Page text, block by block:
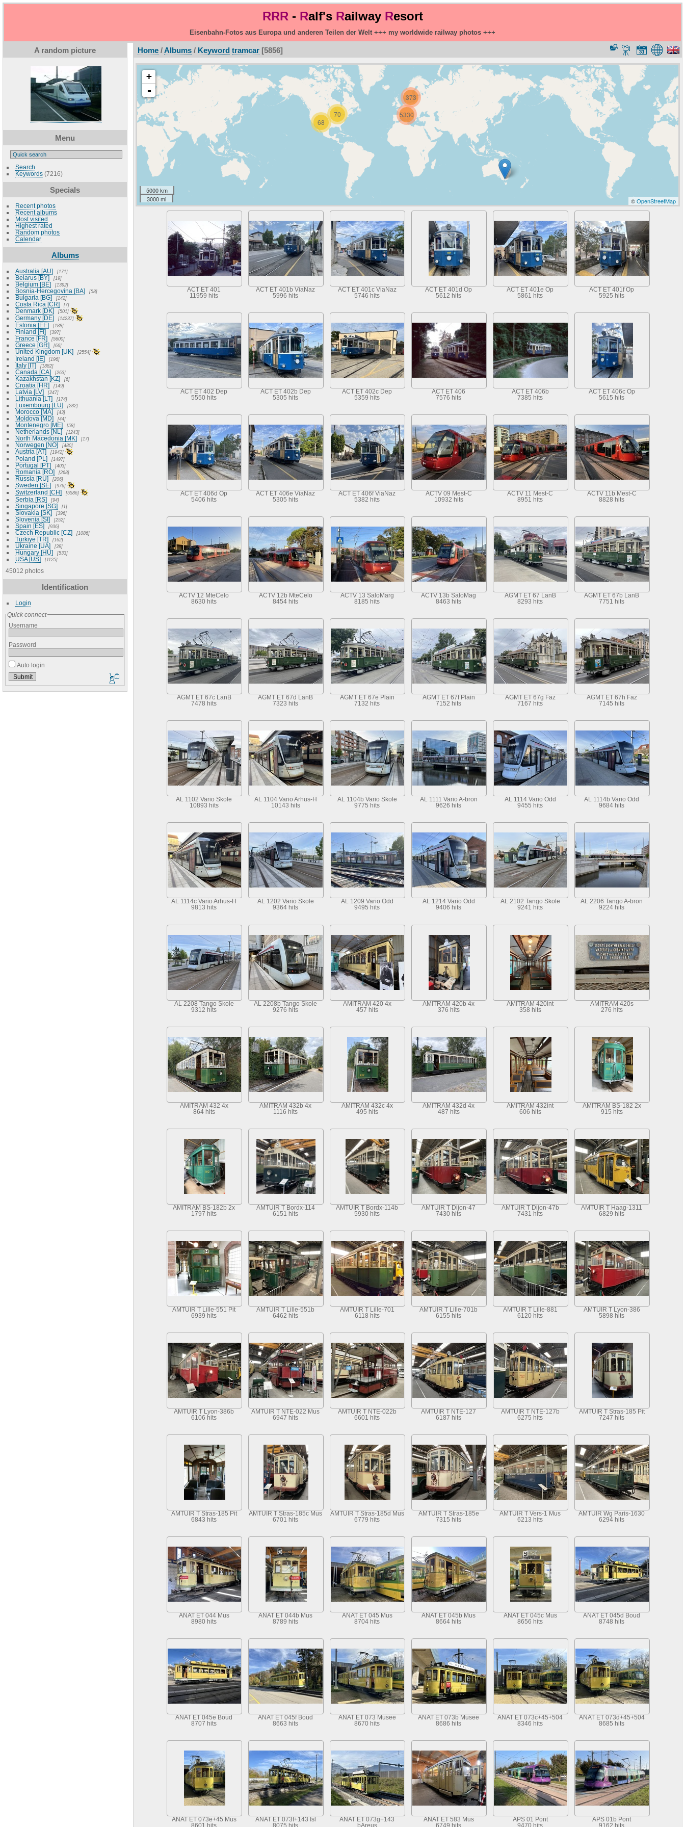
RRR - Ralf's Railway Resort
Eisenbahn-Fotos aus Europa und anderen Teilen der Welt +++ my worldwide railway photos +++
A random picture
Menu
Search
Keywords(7216)
Specials
Recent photos
Recent albums
Most visited
Highest rated
Random photos
Calendar
Albums
Australia [AU] 171
Belarus [BY] 19
Belgium [BE] 1392
Bosnia-Hercegovina [BA] 58
Bulgaria [BG] 142
Costa Rica [CR] 7
Denmark [DK] 501
Germany [DE] 14237
Estonia [EE] 188
Finland [FI] 397
France [FR] 5600
Greece [GR] 66
United Kingdom [UK] 2554
Ireland [IE] 196
Italy [IT] 1882
Canada [CA] 263
Kazakhstan [KZ] 6
Croatia [HR] 149
Latvia [LV] 247
Lithuania [LT] 174
Luxembourg [LU] 282
Morocco [MA] 43
Moldova [MD] 44
Montenegro [ME] 58
Netherlands [NL] 1243
North Macedonia [MK] 17
Norwegen [NO] 480
Austria [AT] 1942
Poland [PL] 1497
Portugal [PT] 403
Romania [RO] 268
Russia [RU] 206
Sweden [SE] 976
Switzerland [CH] 5586
Serbia [RS] 94
Singapore [SG] 1
Slovakia [SK] 396
Slovenia [SI] 252
Spain [ES] 936
Czech Republic [CZ] 1086
Türkiye [TR] 162
Ukraine [UA] 39
Hungary [HU] 533
USA [US] 1125
45012 photos
Identification
Login
Quick connect
Username
Password
Auto login
Home/Albums/ Keyword tramcar 5856
70
68
373
5330
+
-
5000 km
3000 mi
©OpenStreetMap
ACT ET 401
11959 hits
ACT ET 401b ViaNaz
5996 hits
ACT ET 401c ViaNaz
5746 hits
ACT ET 401d Op
5612 hits
ACT ET 401e Op
5861 hits
ACT ET 401f Op
5925 hits
ACT ET 402 Dep
5550 hits
ACT ET 402b Dep
5305 hits
ACT ET 402c Dep
5359 hits
ACT ET 406
7576 hits
ACT ET 406b
7385 hits
ACT ET 406c Op
5615 hits
ACT ET 406d Op
5406 hits
ACT ET 406e ViaNaz
5305 hits
ACT ET 406f ViaNaz
5382 hits
ACTV 09 Mest-C
10932 hits
ACTV 11 Mest-C
8951 hits
ACTV 11b Mest-C
8828 hits
ACTV 12 MteCelo
8630 hits
ACTV 12b MteCelo
8454 hits
ACTV 13 SaloMarg
8185 hits
ACTV 13b SaloMag
8463 hits
AGMT ET 67 LanB
8293 hits
AGMT ET 67b LanB
7751 hits
AGMT ET 67c LanB
7478 hits
AGMT ET 67d LanB
7323 hits
AGMT ET 67e Plain
7132 hits
AGMT ET 67f Plain
7152 hits
AGMT ET 67g Faz
7167 hits
AGMT ET 67h Faz
7145 hits
AL 1102 Vario Skole
10893 hits
AL 1104 Vario Arhus-H
10143 hits
AL 1104b Vario Skole
9775 hits
AL 1111 Vario A-bron
9626 hits
AL 1114 Vario Odd
9455 hits
AL 1114b Vario Odd
9684 hits
AL 1114c Vario Arhus-H
9813 hits
AL 1202 Vario Skole
9364 hits
AL 1209 Vario Odd
9495 hits
AL 1214 Vario Odd
9406 hits
AL 2102 Tango Skole
9241 hits
AL 2206 Tango A-bron
9224 hits
AL 2208 Tango Skole
9312 hits
AL 2208b Tango Skole
9276 hits
AMITRAM 420 4x
457 hits
AMITRAM 420b 4x
376 hits
AMITRAM 420int
358 hits
AMITRAM 420s
276 hits
AMITRAM 432 4x
864 hits
AMITRAM 432b 4x
1116 hits
AMITRAM 432c 4x
495 hits
AMITRAM 432d 4x
487 hits
AMITRAM 432int
606 hits
AMITRAM BS-182 2x
915 hits
AMITRAM BS-182b 2x
1797 hits
AMTUIR T Bordx-114
6151 hits
AMTUIR T Bordx-114b
5930 hits
AMTUIR T Dijon-47
7430 hits
AMTUIR T Dijon-47b
7431 hits
AMTUIR T Haag-1311
6829 hits
AMTUIR T Lille-551 Pit
6939 hits
AMTUIR T Lille-551b
6462 hits
AMTUIR T Lille-701
6118 hits
AMTUIR T Lille-701b
6155 hits
AMTUIR T Lille-881
6120 hits
AMTUIR T Lyon-386
5898 hits
AMTUIR T Lyon-386b
6106 hits
AMTUIR T NTE-022 Mus
6947 hits
AMTUIR T NTE-022b
6601 hits
AMTUIR T NTE-127
6187 hits
AMTUIR T NTE-127b
6275 hits
AMTUIR T Stras-185 Pit
7247 hits
AMTUIR T Stras-185 Pit
6843 hits
AMTUIR T Stras-185c Mus
6701 hits
AMTUIR T Stras-185d Mus
6779 hits
AMTUIR T Stras-185e
7315 hits
AMTUIR T Vers-1 Mus
6213 hits
AMTUIR Wg Paris-1630
6294 hits
ANAT ET 044 Mus
8980 hits
ANAT ET 044b Mus
8789 hits
ANAT ET 045 Mus
8704 hits
ANAT ET 045b Mus
8664 hits
ANAT ET 045c Mus
8656 hits
ANAT ET 045d Boud
8748 hits
ANAT ET 045e Boud
8707 hits
ANAT ET 045f Boud
8663 hits
ANAT ET 073 Musee
8670 hits
ANAT ET 073b Musee
8686 hits
ANAT ET 073c+45+504
8346 hits
ANAT ET 073d+45+504
8685 hits
ANAT ET 073e+45 Mus
8601 hits
ANAT ET 073f+143 Isl
8075 hits
ANAT ET 073g+143
bAreus
ANAT ET 583 Mus
6749 hits
APS 01 Pont
9470 hits
APS 01b Pont
9162 hits